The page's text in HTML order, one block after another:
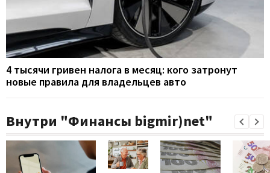
4 тысячи гривен налога в месяц: кого затронут
новые правила для владельцев авто
Внутри "Финансы bigmir)net"